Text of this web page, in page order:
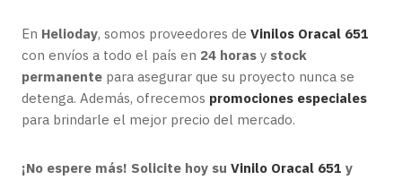
En Helioday, somos proveedores de Vinilos Oracal 651
con envíos a todo el país en 24 horas y stock
permanente para asegurar que su proyecto nunca se
detenga. Además, ofrecemos promociones especiales
para brindarle el mejor precio del mercado.
¡No espere más! Solicite hoy su Vinilo Oracal 651 y